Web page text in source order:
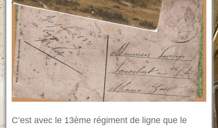
C’est avec le 13ème régiment de ligne que le